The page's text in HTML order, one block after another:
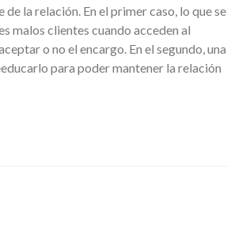
la relación. En el primer caso, lo que se
malos clientes cuando acceden al
o no el encargo. En el segundo, una
para poder mantener la relación